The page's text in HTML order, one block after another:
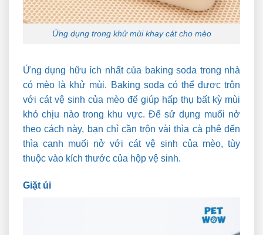
Ứng dụng trong khử mùi khay cát cho mèo
Ứng dụng hữu ích nhất của baking soda trong nhà
có mèo là khử mùi. Baking soda có thể được trộn
với cát vệ sinh của mèo để giúp hấp thụ bất kỳ mùi
khó chịu nào trong khu vực. Để sử dụng muối nở
theo cách này, bạn chỉ cần trộn vài thìa cà phê đến
thìa canh muối nở với cát vệ sinh của mèo, tùy
thuộc vào kích thước của hộp vệ sinh.
Giặt ủi